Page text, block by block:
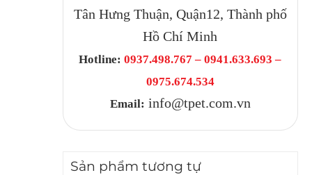
Tân Hưng Thuận, Quận12, Thành phố
Hồ Chí Minh
Hotline: 0937.498.767 – 0941.633.693 –
0975.674.534
Email: info@tpet.com.vn
Sản phẩm tương tự